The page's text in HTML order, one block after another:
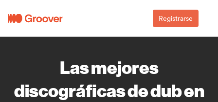
Registrarse
Las mejores
discográficas de dub en